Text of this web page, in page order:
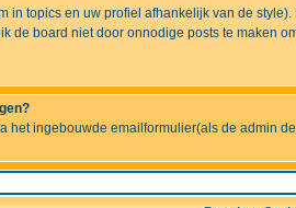
topics en uw profiel afhankelijk van de
board niet door onnodige posts te maken
ingebouwde emailformulier(als de admin